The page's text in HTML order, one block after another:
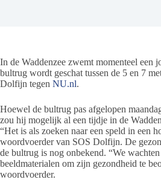
In de Waddenzee zwemt momenteel een
bultrug wordt geschat tussen de 5 en 7
Dolfijn tegen NU.nl.
Hoewel de bultrug pas afgelopen
zou hij mogelijk al een tijdje in de
“Het is als zoeken naar een speld in een
woordvoerder van SOS Dolfijn. De
de bultrug is nog onbekend. “We
beeldmaterialen om zijn gezondheid te
woordvoerder.